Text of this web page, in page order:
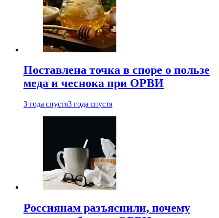
Поставлена точка в споре о пользе
меда и чеснока при ОРВИ
3 года спустя3 года спустя
Россиянам разъяснили, почему